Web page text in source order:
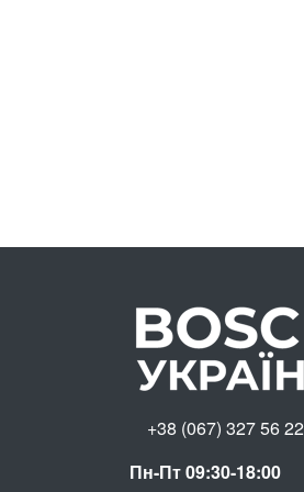
+38 (067) 327 56 22
Пн-Пт 09:30-18:00